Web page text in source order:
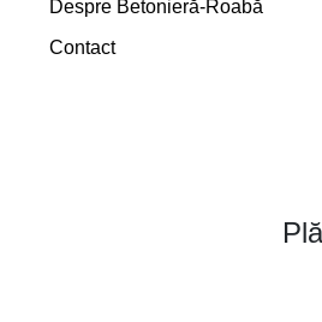
Despre Betonieră-Roabă
Contact